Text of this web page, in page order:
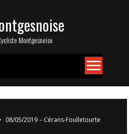
Montgesnoise
08/05/2019 – Cérans-Foulletourte